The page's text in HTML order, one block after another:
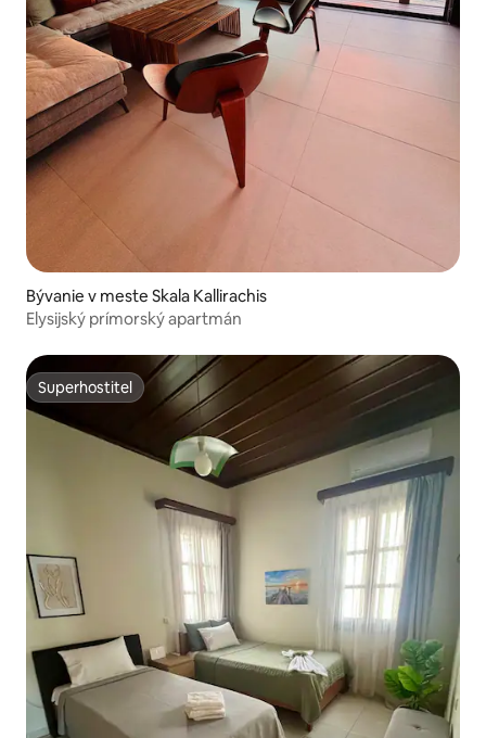
Bývanie v meste Skala Kallirachis
Elysijský prímorský apartmán
Superhostiteľ
Superhostiteľ